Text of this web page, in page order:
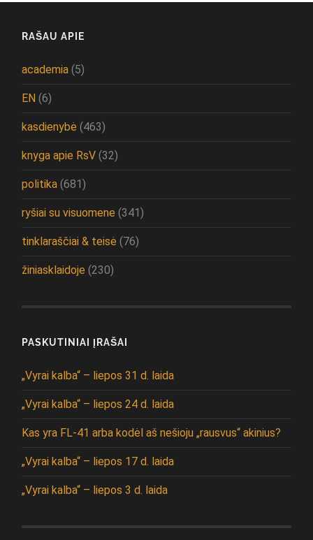
RAŠAU APIE
academia (5)
EN (6)
kasdienybė (463)
knyga apie RsV (32)
politika (681)
ryšiai su visuomene (341)
tinklaraščiai & teisė (76)
žiniasklaidoje (230)
PASKUTINIAI ĮRAŠAI
„Vyrai kalba“ – liepos 31 d. laida
„Vyrai kalba“ – liepos 24 d. laida
Kas yra FL-41 arba kodėl aš nešioju „rausvus“ akinius?
„Vyrai kalba“ – liepos 17 d. laida
„Vyrai kalba“ – liepos 3 d. laida